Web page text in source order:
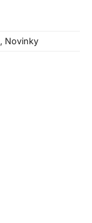
, Novinky